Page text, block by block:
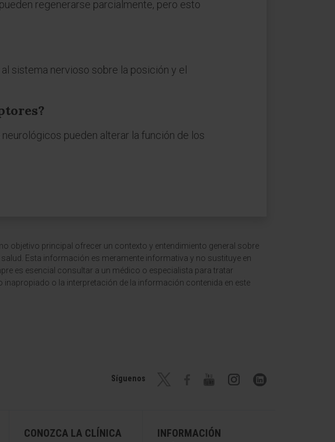
regenerarse parcialmente, pero esto
sistema nervioso sobre la posición y el
pueden alterar la función de los
objetivo principal ofrecer un contexto y entendimiento general sobre
Esta información es meramente informativa y no sustituye en
es esencial consultar a un médico o especialista para tratar
o la interpretación de la información contenida en este
Síguenos
CONOZCA LA CLÍNICA
INFORMACIÓN